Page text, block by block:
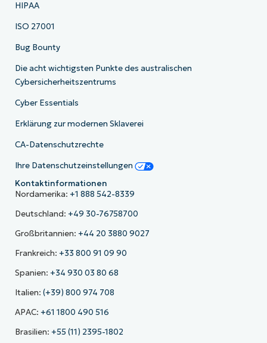
HIPAA
ISO 27001
Bug Bounty
Die acht wichtigsten Punkte des australischen
Cybersicherheitszentrums
Cyber Essentials
Erklärung zur modernen Sklaverei
CA-Datenschutzrechte
Ihre Datenschutzeinstellungen
Kontaktinformationen
Nordamerika: +1 888 542-8339
Deutschland: +49 30-76758700
Großbritannien: +44 20 3880 9027
Frankreich: +33 800 91 09 90
Spanien: +34 930 03 80 68
Italien: (+39) 800 974 708
APAC: +61 1800 490 516
Brasilien: +55 (11) 2395-1802